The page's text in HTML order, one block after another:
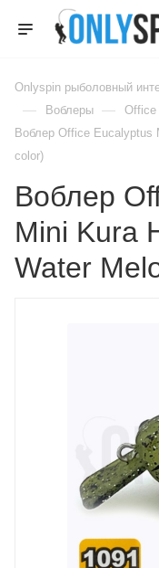
Onlyspin рыболовный
— Воблеры — Office
Воблер Office Eucalyptus
color)
Воблер
Mini Kura
Water